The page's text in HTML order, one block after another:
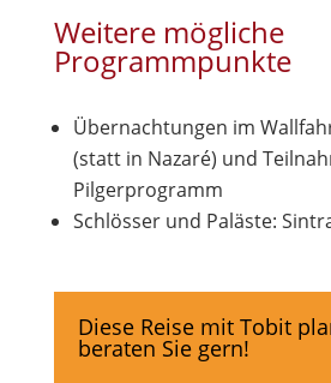
Weitere mögliche
Programmpunkte
Übernachtungen im
(statt in Nazaré) und
Pilgerprogramm
Schlösser und Paläste:
Diese Reise mit Tobit
beraten Sie gern!